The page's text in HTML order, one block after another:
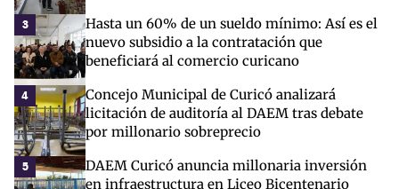
3
Hasta un 60% de un sueldo mínimo: Así es el
nuevo subsidio a la contratación que
beneficiará al comercio curicano
4
Concejo Municipal de Curicó analizará
licitación de auditoría al DAEM tras debate
por millonario sobreprecio
5
DAEM Curicó anuncia millonaria inversión
en infraestructura en Liceo Bicentenario